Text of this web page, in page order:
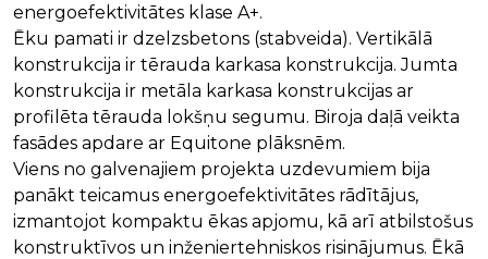
energoefektivitātes klase A+.
Ēku pamati ir dzelzsbetons (stabveida). Vertikālā
konstrukcija ir tērauda karkasa konstrukcija. Jumta
konstrukcija ir metāla karkasa konstrukcijas ar
profilēta tērauda lokšņu segumu. Biroja daļā veikta
fasādes apdare ar Equitone plāksnēm.
Viens no galvenajiem projekta uzdevumiem bija
panākt teicamus energoefektivitātes rādītājus,
izmantojot kompaktu ēkas apjomu, kā arī atbilstošus
konstruktīvos un inženiertehniskos risinājumus. Ēkā